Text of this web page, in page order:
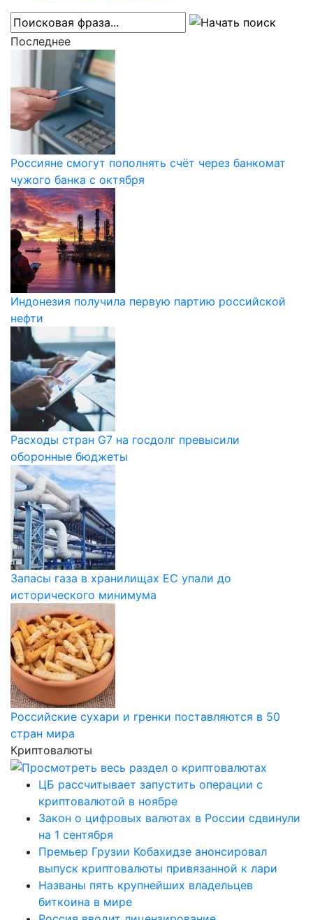
Последнее
Россияне смогут пополнять счёт через банкомат
чужого банка с октября
Индонезия получила первую партию российской
нефти
Расходы стран G7 на госдолг превысили
оборонные бюджеты
Запасы газа в хранилищах ЕС упали до
исторического минимума
Российские сухари и гренки поставляются в 50
стран мира
Криптовалюты
ЦБ рассчитывает запустить операции с
криптовалютой в ноябре
Закон о цифровых валютах в России сдвинули
на 1 сентября
Премьер Грузии Кобахидзе анонсировал
выпуск криптовалюты привязанной к лари
Названы пять крупнейших владельцев
биткоина в мире